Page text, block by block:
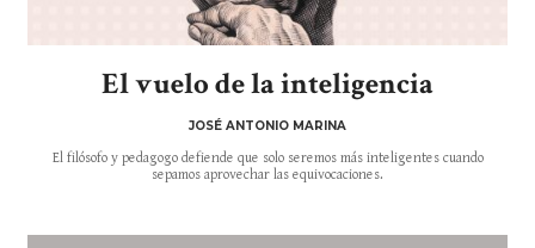
El vuelo de la inteligencia
JOSÉ ANTONIO MARINA
El filósofo y pedagogo defiende que solo seremos más inteligentes cuando
sepamos aprovechar las equivocaciones.